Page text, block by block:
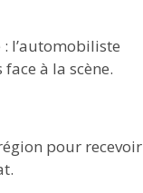
l’automobiliste
à la scène.
pour recevoir